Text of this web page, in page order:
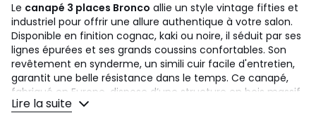
Le canapé 3 places Bronco allie un style vintage fifties et
industriel pour offrir une allure authentique à votre salon.
Disponible en finition cognac, kaki ou noire, il séduit par ses
lignes épurées et ses grands coussins confortables. Son
revêtement en synderme, un simili cuir facile d'entretien,
garantit une belle résistance dans le temps. Ce canapé,
fabriqué en Europe, dispose d’une structure en bois massif
et panneaux de particules, avec une assise ferme grâce
Lire la suite